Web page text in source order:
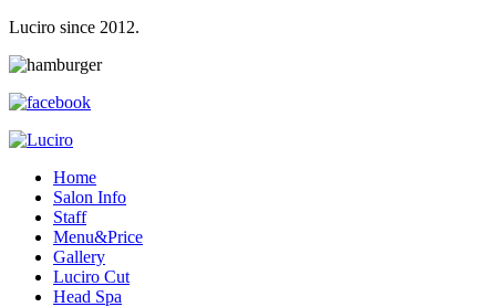
Luciro since 2012.
Home
Salon Info
Staff
Menu&Price
Gallery
Luciro Cut
Head Spa